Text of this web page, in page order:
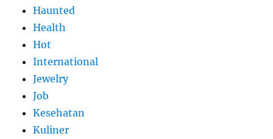
Haunted
Health
Hot
International
Jewelry
Job
Kesehatan
Kuliner